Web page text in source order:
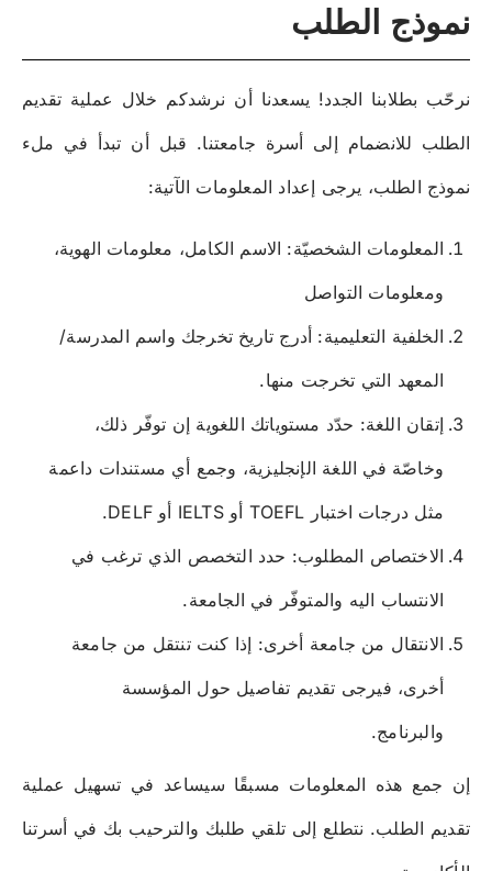
نموذج الطلب
نرحّب بطلابنا الجدد! يسعدنا أن نرشدكم خلال عملية تقديم
الطلب للانضمام إلى أسرة جامعتنا. قبل أن تبدأ في ملء
نموذج الطلب، يرجى إعداد المعلومات الآتية:
المعلومات الشخصيّة: الاسم الكامل، معلومات الهوية،
ومعلومات التواصل
الخلفية التعليمية: أدرج تاريخ تخرجك واسم المدرسة/
المعهد التي تخرجت منها.
إتقان اللغة: حدّد مستوياتك اللغوية إن توفّر ذلك،
وخاصّة في اللغة الإنجليزية، وجمع أي مستندات داعمة
مثل درجات اختبار TOEFL أو IELTS أو DELF.
الاختصاص المطلوب: حدد التخصص الذي ترغب في
الانتساب اليه والمتوفّر في الجامعة.
الانتقال من جامعة أخرى: إذا كنت تنتقل من جامعة
أخرى، فيرجى تقديم تفاصيل حول المؤسسة
والبرنامج.
إن جمع هذه المعلومات مسبقًا سيساعد في تسهيل عملية
تقديم الطلب. نتطلع إلى تلقي طلبك والترحيب بك في أسرتنا